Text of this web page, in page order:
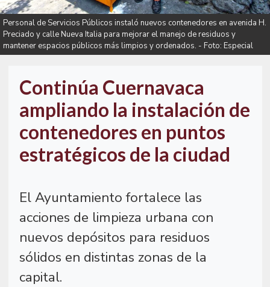
Personal de Servicios Públicos instaló nuevos contenedores en avenida H.
Preciado y calle Nueva Italia para mejorar el manejo de residuos y
mantener espacios públicos más limpios y ordenados. - Foto: Especial
Continúa Cuernavaca
ampliando la instalación de
contenedores en puntos
estratégicos de la ciudad
El Ayuntamiento fortalece las
acciones de limpieza urbana con
nuevos depósitos para residuos
sólidos en distintas zonas de la
capital.